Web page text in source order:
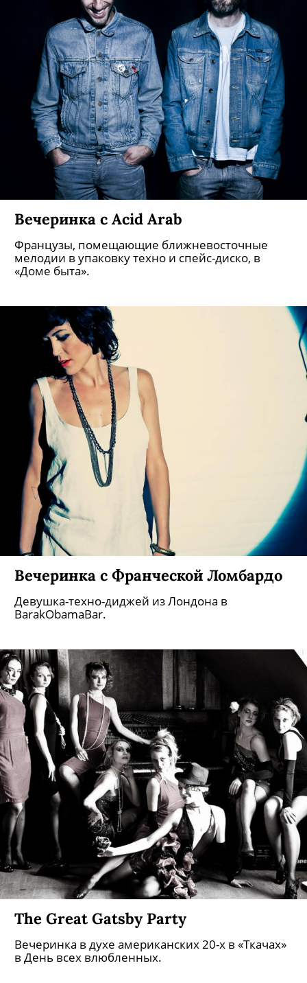
Вечеринка с Acid Arab
Французы, помещающие ближневосточные
мелодии в упаковку техно и спейс-диско, в
«Доме быта».
Вечеринка с Франческой Ломбардо
Девушка-техно-диджей из Лондона в
BarakObamaBar.
The Great Gatsby Party
Вечеринка в духе американских 20-х в «Ткачах»
в День всех влюбленных.